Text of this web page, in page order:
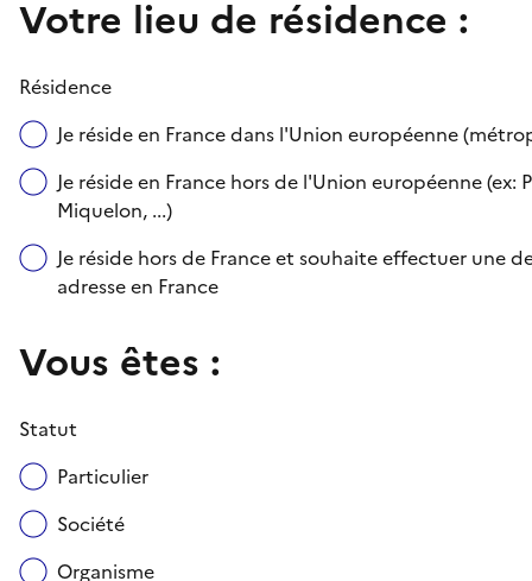
Votre lieu de résidence :
Résidence
Je réside en France dans l'Union européenne
Je réside en France hors de l'Union européenne
Miquelon, ...)
Je réside hors de France et souhaite effectuer une
adresse en France
Vous êtes :
Statut
Particulier
Société
Organisme